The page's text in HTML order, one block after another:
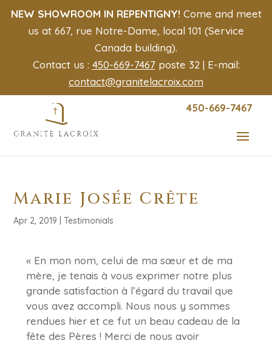
NEW SHOWROOM IN REPENTIGNY! Come and meet
us at 667, rue Notre-Dame, local 101 (Service
Canada building).
Contact us : 450-669-7467poste 32 | E-mail:
contact@granitelacroix.com
450-669-7467
Marie Josée Crête
Apr 2, 2019 |Testimonials
« En mon nom, celui de ma sœur et de ma
mère, je tenais à vous exprimer notre plus
grande satisfaction à l’égard du travail que
vous avez accompli. Nous nous y sommes
rendues hier et ce fut un beau cadeau de la
fête des Pères ! Merci de nous avoir